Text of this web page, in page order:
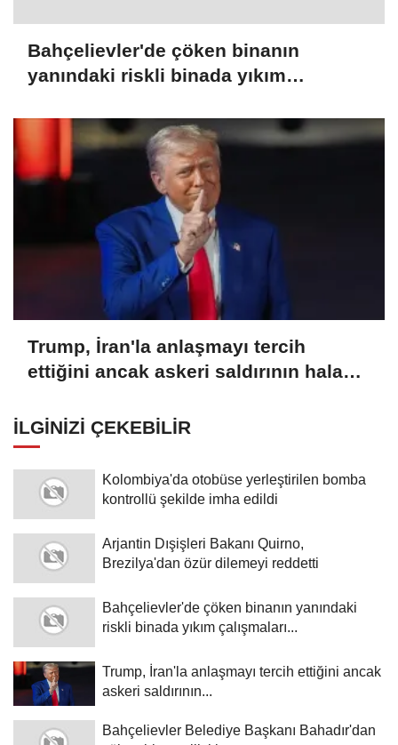
Bahçelievler'de çöken binanın
yanındaki riskli binada yıkım
Trump, İran'la anlaşmayı tercih
ettiğini ancak askeri saldırının hala
İLGINIZI ÇEKEBILIR
Kolombiya'da otobüse yerleştirilen bomba
kontrollü şekilde imha edildi
Arjantin Dışişleri Bakanı Quirno,
Brezilya'dan özür dilemeyi reddetti
Bahçelievler'de çöken binanın yanındaki
riskli binada yıkım çalışmaları...
Trump, İran'la anlaşmayı tercih ettiğini ancak
askeri saldırının...
Bahçelievler Belediye Başkanı Bahadır'dan